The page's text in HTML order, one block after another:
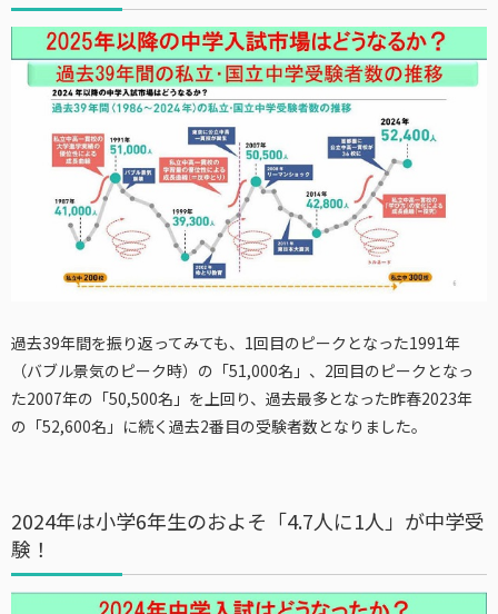
過去39年間を振り返ってみても、1回目のピークとなった1991年
（バブル景気のピーク時）の「51,000名」、2回目のピークとなっ
た2007年の「50,500名」を上回り、過去最多となった昨春2023年
の「52,600名」に続く過去2番目の受験者数となりました。
2024年は小学6年生のおよそ「4.7人に1人」が中学受
験！